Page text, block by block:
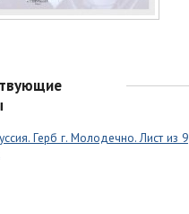
Герб г. Молодечно. Лист из 9